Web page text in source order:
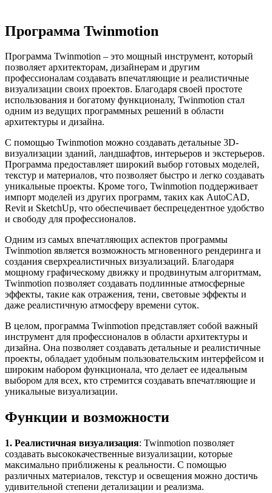
Программа Twinmotion
Программа Twinmotion – это мощный инструмент, который
позволяет архитекторам, дизайнерам и другим
профессионалам создавать впечатляющие и реалистичные
визуализации своих проектов. Благодаря своей простоте
использования и богатому функционалу, Twinmotion стал
одним из ведущих программных решений в области
архитектуры и дизайна.
С помощью Twinmotion можно создавать детальные 3D-
визуализации зданий, ландшафтов, интерьеров и экстерьеров.
Программа предоставляет широкий выбор готовых моделей,
текстур и материалов, что позволяет быстро и легко создавать
уникальные проекты. Кроме того, Twinmotion поддерживает
импорт моделей из других программ, таких как AutoCAD,
Revit и SketchUp, что обеспечивает беспрецедентное удобство
и свободу для профессионалов.
Одним из самых впечатляющих аспектов программы
Twinmotion является возможность мгновенного рендеринга и
создания сверхреалистичных визуализаций. Благодаря
мощному графическому движку и продвинутым алгоритмам,
Twinmotion позволяет создавать подлинные атмосферные
эффекты, такие как отражения, тени, световые эффекты и
даже реалистичную атмосферу времени суток.
В целом, программа Twinmotion представляет собой важный
инструмент для профессионалов в области архитектуры и
дизайна. Она позволяет создавать детальные и реалистичные
проекты, обладает удобным пользовательским интерфейсом и
широким набором функционала, что делает ее идеальным
выбором для всех, кто стремится создавать впечатляющие и
уникальные визуализации.
Функции и возможности
1. Реалистичная визуализация: Twinmotion позволяет
создавать высококачественные визуализации, которые
максимально приближены к реальности. С помощью
различных материалов, текстур и освещения можно достичь
удивительной степени детализации и реализма.